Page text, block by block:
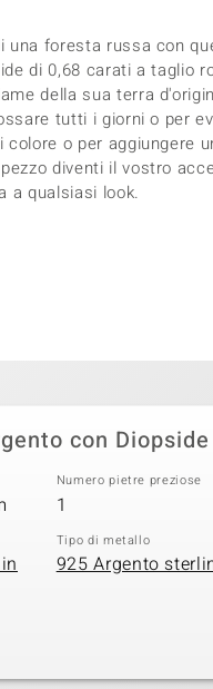
una foresta russa con
di 0,68 carati a taglio
della sua terra
tutti i giorni o per
o per aggiungere
diventi il vostro
a qualsiasi look.
con Diopside
Numero pietre preziose
1
Tipo di metallo
925 Argento